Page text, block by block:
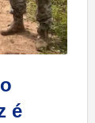
é